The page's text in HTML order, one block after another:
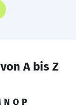
A bis Z
N O P